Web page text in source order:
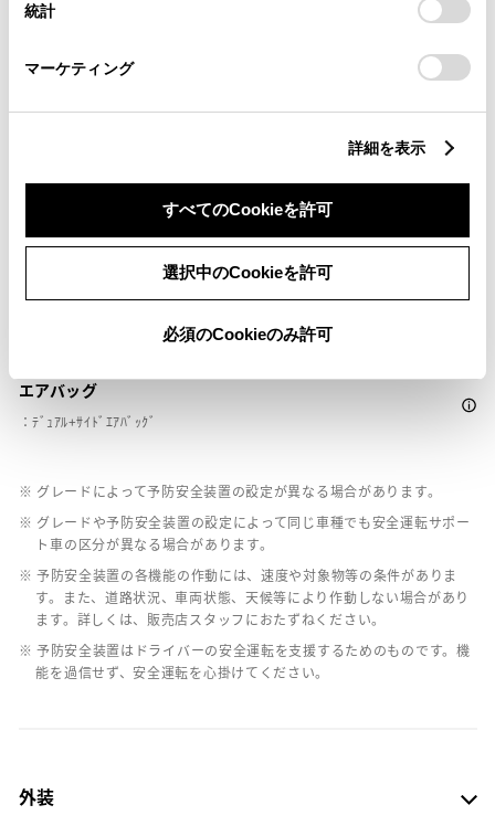
「Cookie（クッキー）情報の取り扱いについて
」をご覧くだ
統計
マーケティング
詳細を表示
すべてのCookieを許可
選択中のCookieを許可
必須のCookieのみ許可
ドライブレコーダー
※ 記録媒体(SDカード等)は別途ご購入いただく場合がございます
パノラミックビューモニター（全周囲カメラ）
エアバッグ
：ﾃﾞｭｱﾙ+ｻｲﾄﾞｴｱﾊﾞｯｸﾞ
※ グレードによって予防安全装置の設定が異なる場合があります。
※ グレードや予防安全装置の設定によって同じ車種でも安全運転サポー
ト車の区分が異なる場合があります。
※ 予防安全装置の各機能の作動には、速度や対象物等の条件がありま
す。また、道路状況、車両状態、天候等により作動しない場合があり
ます。詳しくは、販売店スタッフにおたずねください。
※ 予防安全装置はドライバーの安全運転を支援するためのものです。機
能を過信せず、安全運転を心掛けてください。
外装